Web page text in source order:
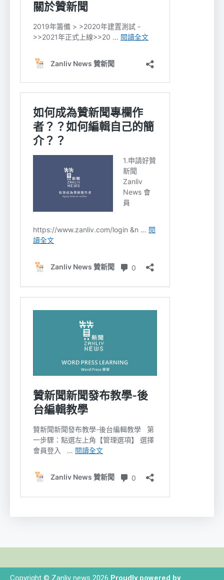
Copyright © Zanliv news 2026 Proudly powered by